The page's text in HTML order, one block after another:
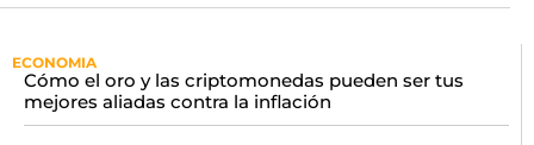
ECONOMIA
Cómo el oro y las criptomonedas pueden ser tus
mejores aliadas contra la inflación